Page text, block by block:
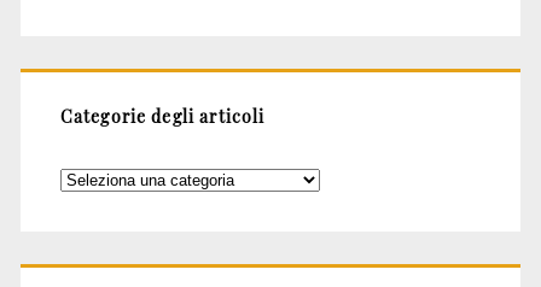
Categorie degli articoli
Categorie